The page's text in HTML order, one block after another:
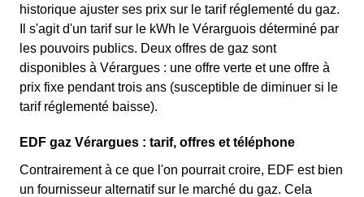
historique ajuster ses prix sur le tarif réglementé du gaz.
Il s'agit d'un tarif sur le kWh le Vérarguois déterminé par
les pouvoirs publics. Deux offres de gaz sont
disponibles à Vérargues : une offre verte et une offre à
prix fixe pendant trois ans (susceptible de diminuer si le
tarif réglementé baisse).
EDF gaz Vérargues : tarif, offres et téléphone
Contrairement à ce que l'on pourrait croire, EDF est bien
un fournisseur alternatif sur le marché du gaz. Cela